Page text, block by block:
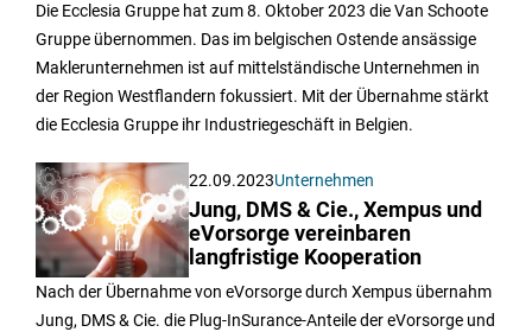
Die Ecclesia Gruppe hat zum 8. Oktober 2023 die Van Schoote
Gruppe übernommen. Das im belgischen Ostende ansässige
Maklerunternehmen ist auf mittelständische Unternehmen in
der Region Westflandern fokussiert. Mit der Übernahme stärkt
die Ecclesia Gruppe ihr Industriegeschäft in Belgien.
22.09.2023Unternehmen
Jung, DMS & Cie., Xempus und
eVorsorge vereinbaren
langfristige Kooperation
Nach der Übernahme von eVorsorge durch Xempus übernahm
Jung, DMS & Cie. die Plug-InSurance-Anteile der eVorsorge und